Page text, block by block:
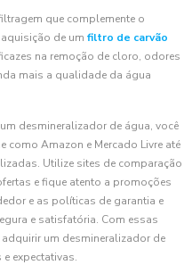
que complemente o
de um filtro de carvão
na remoção de cloro, odores
mais a qualidade da água
desmineralizador de água, você
Amazon e Mercado Livre até
Utilize sites de comparação
e fique atento a promoções
e as políticas de garantia e
e satisfatória. Com essas
um desmineralizador de
expectativas.